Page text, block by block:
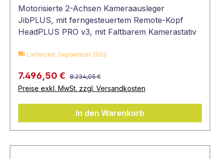
Motorisierte 2-Achsen Kameraausleger
JibPLUS, mit ferngesteuertem Remote-Kopf
HeadPLUS PRO v3, mit Faltbarem Kamerastativ
Lieferzeit: September 2026
7.496,50 € 8.234,05 €
Preise exkl. MwSt. zzgl. Versandkosten
In den Warenkorb